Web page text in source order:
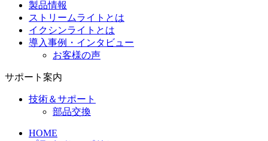
製品情報
ストリームライトとは
イクシンライトとは
導入事例・インタビュー
お客様の声
サポート案内
技術＆サポート
部品交換
HOME